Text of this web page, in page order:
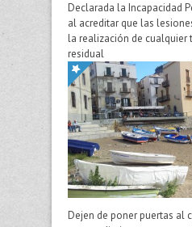
Declarada la Incapacidad
al acreditar que las
la realización de cualquier
residual
Dejen de poner puertas al